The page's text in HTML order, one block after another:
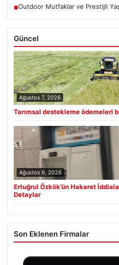
■Outdoor Mutfaklar ve Prestijli
Güncel
Ağustos 7, 2026
Tarımsal destekleme ödemeleri
Ağustos 6, 2026
Ertuğrul Özkök’ün Hakaret
Detaylar
Son Eklenen Firmalar